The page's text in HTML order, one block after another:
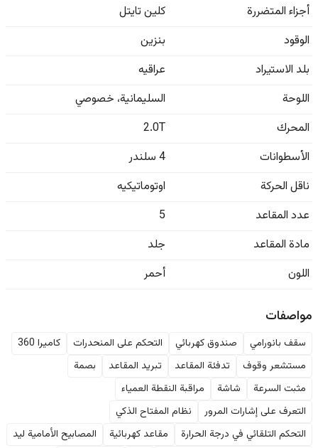
أجزاء المتضررة
كلين تايتل
الوقود
بنزين
بلد الاستيراد
عراقيه
اللوحة
السليمانية، خصوصي
المحرك
2.0T
الأسطوانات
4 سلندر
ناقل الحركة
اوتوماتيكيه
عدد المقاعد
5
مادة المقاعد
جلد
اللون
أحمر
مواصفات
سقف بانورامي صندوق كهربائي التحكم على المنحدرات
كاميرا 360
مستشعر وقوف
تدفئة المقاعد تبريد المقاعد
بصمة
مثبت السرعة
شاشة
مراقبة النقطة العمياء
التعرف على إشارات المرور
نظام المفتاح الذكي
التحكم التلقائي في درجة الحرارة
مقاعد كهربائية
المصابيح الأمامية ليد